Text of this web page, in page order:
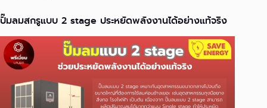
ปั๊มลมสกรูแบบ 2 stage ประหยัดพลังงานได้อย่างแท้จริง